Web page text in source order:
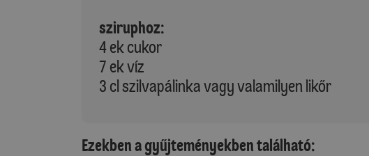
sziruphoz:
4 ek cukor
7 ek víz
3 cl szilvapálinka vagy valamilyen likőr
Ezekben a gyűjteményekben található: